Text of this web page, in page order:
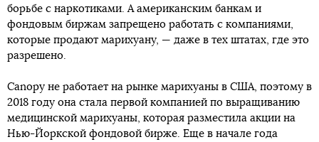
борьбе с наркотиками. А американским банкам и
фондовым биржам запрещено работать с компаниями,
которые продают марихуану, — даже в тех штатах, где это
разрешено.
Canopy не работает на рынке марихуаны в США, поэтому в
2018 году она стала первой компанией по выращиванию
медицинской марихуаны, которая разместила акции на
Нью-Йоркской фондовой бирже. Еще в начале года